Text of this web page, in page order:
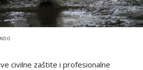
civilne zaštite i profesionalne